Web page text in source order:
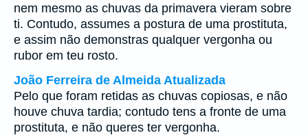
nem mesmo as chuvas da primavera vieram sobre
ti. Contudo, assumes a postura de uma prostituta,
e assim não demonstras qualquer vergonha ou
rubor em teu rosto.
João Ferreira de Almeida Atualizada
Pelo que foram retidas as chuvas copiosas, e não
houve chuva tardia; contudo tens a fronte de uma
prostituta, e não queres ter vergonha.